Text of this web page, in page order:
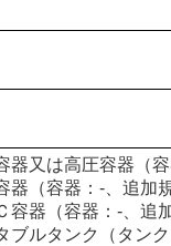
器又は高圧容器（
器（容器：-、追加
容器（容器：-、追
ブルタンク（タン